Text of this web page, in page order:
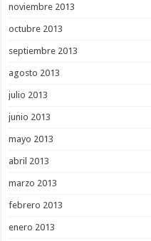
noviembre 2013
octubre 2013
septiembre 2013
agosto 2013
julio 2013
junio 2013
mayo 2013
abril 2013
marzo 2013
febrero 2013
enero 2013